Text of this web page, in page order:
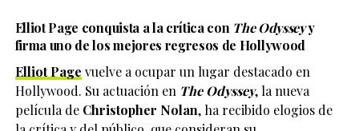
Elliot Page conquista a la crítica con The Odysseyy
firma uno de los mejores regresos de Hollywood
Elliot Page vuelve a ocupar un lugar destacado en
Hollywood. Su actuación en The Odyssey, la nueva
película de Christopher Nolan, ha recibido elogios de